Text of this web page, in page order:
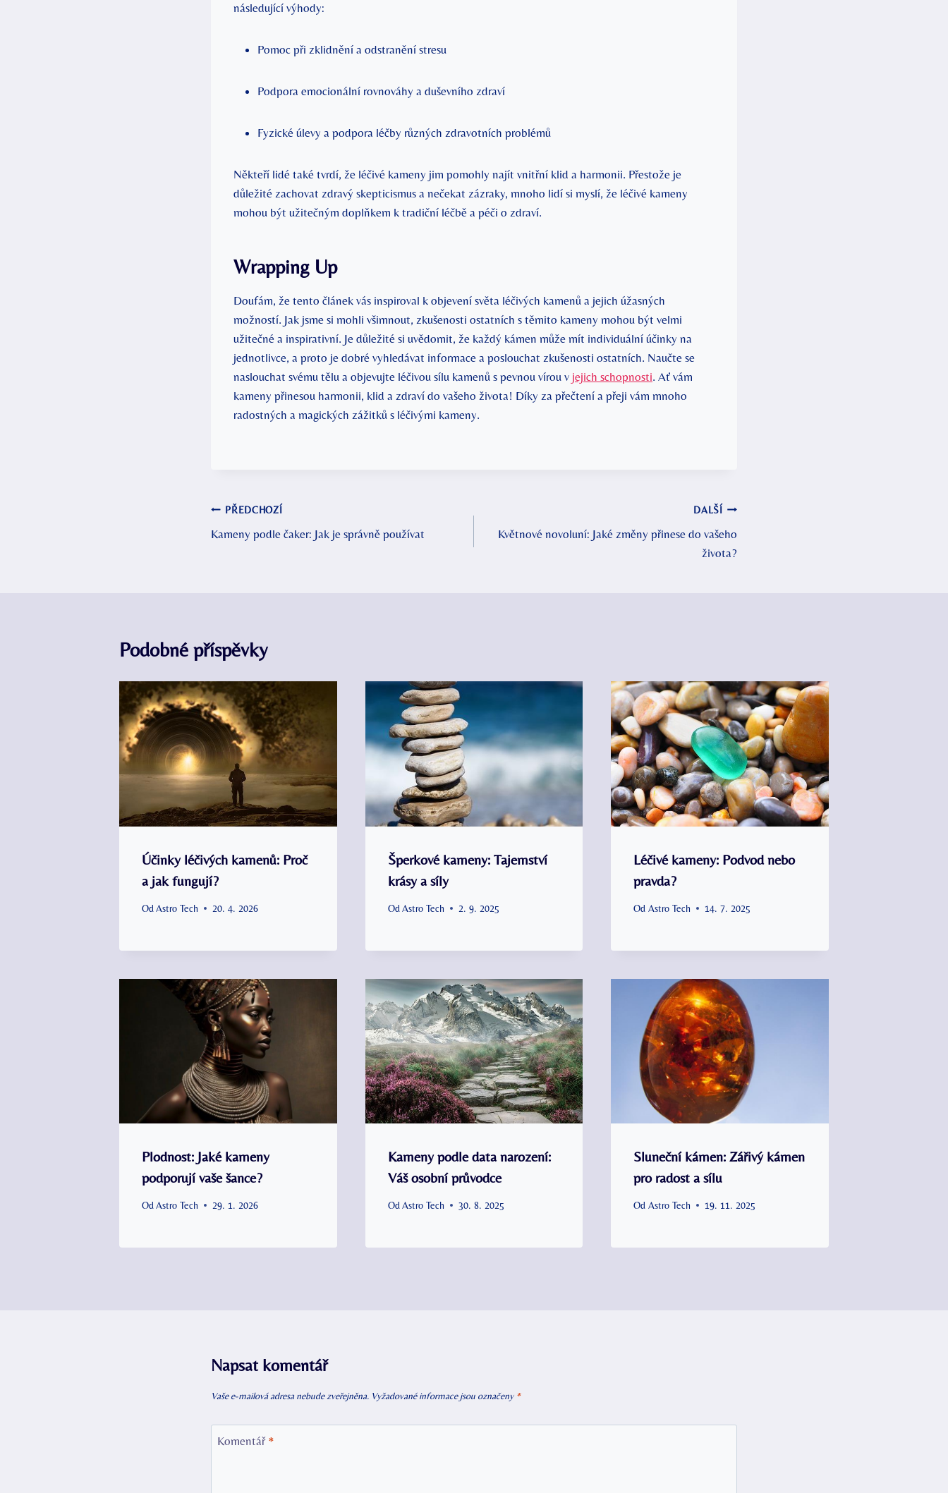
následující výhody:
Pomoc při zklidnění a odstranění stresu
Podpora emocionální rovnováhy a duševního zdraví
Fyzické úlevy a podpora léčby různých zdravotních problémů
Někteří lidé také tvrdí, že léčivé kameny jim pomohly najít vnitřní klid a harmonii. Přestože je
důležité zachovat zdravý skepticismus a nečekat zázraky, mnoho lidí si myslí, že léčivé kameny
mohou být užitečným doplňkem k tradiční léčbě a péči o zdraví.
Wrapping Up
Doufám, že tento článek vás inspiroval k objevení světa léčivých kamenů a jejich úžasných
možností. Jak jsme si mohli všimnout, zkušenosti ostatních s těmito kameny mohou být velmi
užitečné a inspirativní. Je důležité si uvědomit, že každý kámen může mít individuální účinky na
jednotlivce, a proto je dobré vyhledávat informace a poslouchat zkušenosti ostatních. Naučte se
naslouchat svému tělu a objevujte léčivou sílu kamenů s pevnou vírou v jejich schopnosti. Ať vám
kameny přinesou harmonii, klid a zdraví do vašeho života! Díky za přečtení a přeji vám mnoho
radostných a magických zážitků s léčivými kameny.
Navigace
pro
PŘEDCHOZÍ
Kameny podle čaker: Jak je správně používat
DALŠÍ
Květnové novoluní: Jaké změny přinese do vašeho
života?
Podobné příspěvky
Účinky léčivých kamenů: Proč
a jak fungují?
Od Astro Tech 20. 4. 2026
Šperkové kameny: Tajemství
krásy a síly
Od Astro Tech 2. 9. 2025
Léčivé kameny: Podvod nebo
pravda?
Od Astro Tech 14. 7. 2025
Plodnost: Jaké kameny
podporují vaše šance?
Od Astro Tech 29. 1. 2026
Kameny podle data narození:
Váš osobní průvodce
Od Astro Tech 30. 8. 2025
Sluneční kámen: Zářivý kámen
pro radost a sílu
Od Astro Tech 19. 11. 2025
Napsat komentář
Vaše e-mailová adresa nebude zveřejněna. Vyžadované informace jsou označeny *
Komentář *